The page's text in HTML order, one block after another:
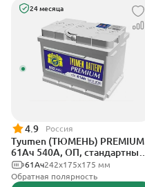
24 месяца
4.9 Россия
Tyumen (ТЮМЕНЬ) PREMIUM
61Ач 540А, ОП, стандартные
клеммы242х175х175 мм
61Ач
Обратная полярность